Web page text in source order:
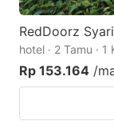
RedDoorz
hotel · 2 Tamu ·
Rp 153.164 /